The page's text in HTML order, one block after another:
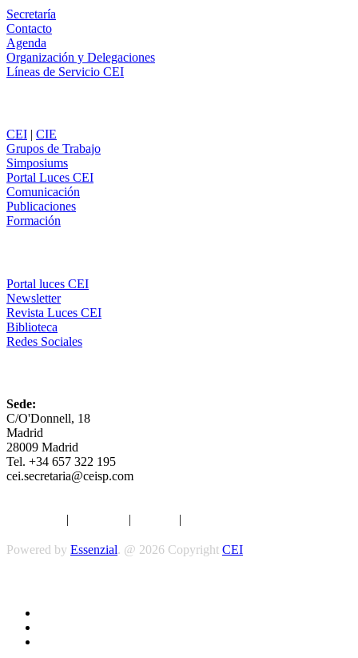
Secretaría
Contacto
Agenda
Organización y Delegaciones
Líneas de Servicio CEI
CEI | CIE
Grupos de Trabajo
Simposiums
Portal Luces CEI
Comunicación
Publicaciones
Formación
Portal luces CEI
Newsletter
Revista Luces CEI
Biblioteca
Redes Sociales
Sede:
C/O'Donnell, 18
Madrid
28009 Madrid
Tel. +34 657 322 195
cei.secretaria@ceisp.com
| | |
Powered by Essenzial. @ 2026 Copyright CEI